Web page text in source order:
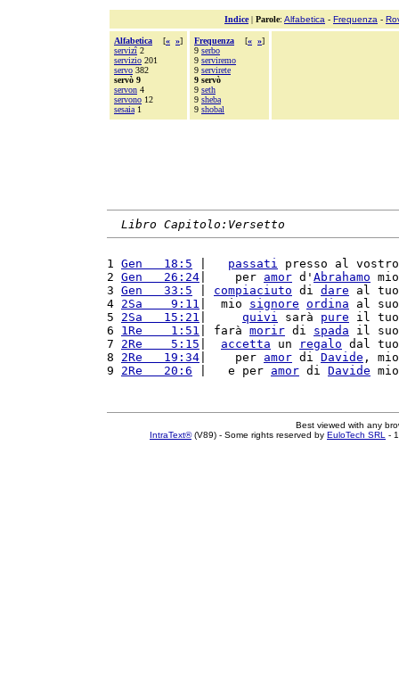
Indice| Parole: Alfabetica - Frequenza -
Alfabetica [« »]
servizî 2
servizio 201
servo 382
servò 9
servon 4
servono 12
sesaia 1
Frequenza [« »]
9 serbo
9 serviremo
9 servirete
9 servò
9 seth
9 sheba
9 shobal
Libro Capitolo:Versetto
1 Gen   18:5 passati presso al
2 Gen   26:24 |    per amor d' Abrahamo
3 Gen   33:5 compiaciuto di dare al
4 2Sa    9:11 |  mio signore ordina al
5 2Sa   15:21 quivi sarà pure il
6 1Re    1:51 | farà morir di spada il
7 2Re    5:15 accetta un regalo dal
8 2Re   19:34 |    per amor di Davide ,
9 2Re   20:6 |   e per amor di Davide
Best viewed with any
IntraText®(V89) - Some rights reserved by EuloTech SRL -